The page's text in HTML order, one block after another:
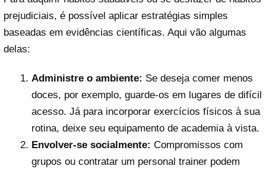
prejudiciais, é possível aplicar estratégias simples
baseadas em evidências científicas. Aqui vão algumas
delas:
Administre o ambiente: Se deseja comer menos
doces, por exemplo, guarde-os em lugares de difícil
acesso. Já para incorporar exercícios físicos à sua
rotina, deixe seu equipamento de academia à vista.
Envolver-se socialmente: Compromissos com
grupos ou contratar um personal trainer podem